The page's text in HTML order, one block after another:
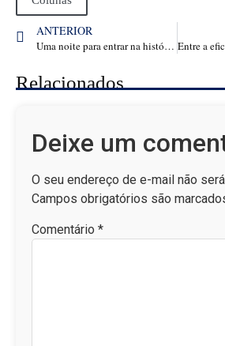
ANTERIOR
Uma noite para entrar na história: Tok de Empreendedorismo celebra dois anos no Palácio Tiradentes
Relacionados
Deixe um
O seu endereço de e-mail não
Campos obrigatórios são
Comentário *